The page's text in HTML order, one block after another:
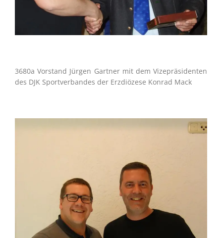
3680a Vorstand Jürgen Gartner mit dem Vizepräsidenten
des DJK Sportverbandes der Erzdiözese Konrad Mack